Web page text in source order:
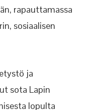
rapauttamassa
sosiaalisen
ja
sota Lapin
lopulta